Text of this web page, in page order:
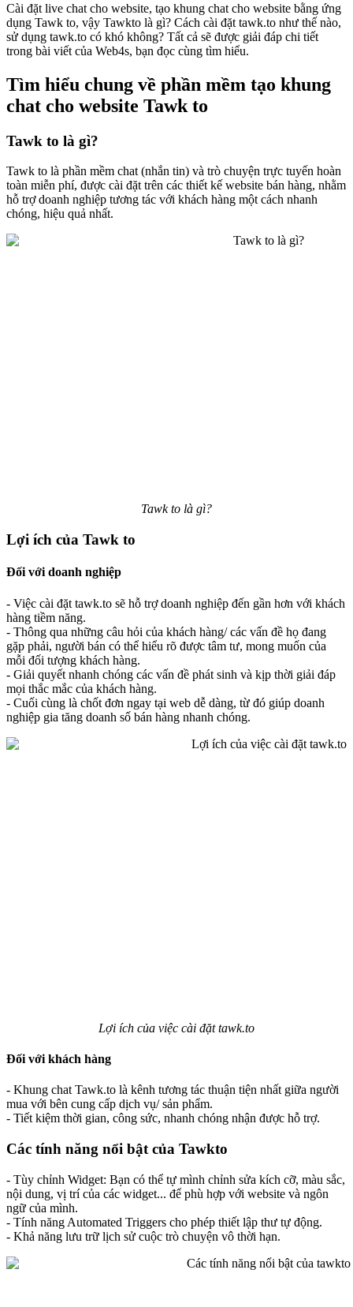
Cài đặt live chat cho website, tạo khung chat cho website bằng ứng
dụng Tawk to, vậy Tawkto là gì? Cách cài đặt tawk.to như thế nào,
sử dụng tawk.to có khó không? Tất cả sẽ được giải đáp chi tiết
trong bài viết của Web4s, bạn đọc cùng tìm hiểu.
Tìm hiểu chung về phần mềm tạo khung
chat cho website Tawk to
Tawk to là gì?
Tawk to là phần mềm chat (nhắn tin) và trò chuyện trực tuyến hoàn
toàn miễn phí, được cài đặt trên các thiết kế website bán hàng, nhằm
hỗ trợ doanh nghiệp tương tác với khách hàng một cách nhanh
chóng, hiệu quả nhất.
Tawk to là gì?
Lợi ích của Tawk to
Đối với doanh nghiệp
- Việc cài đặt tawk.to sẽ hỗ trợ doanh nghiệp đến gần hơn với khách
hàng tiềm năng.
- Thông qua những câu hỏi của khách hàng/ các vấn đề họ đang
gặp phải, người bán có thể hiểu rõ được tâm tư, mong muốn của
mỗi đối tượng khách hàng.
- Giải quyết nhanh chóng các vấn đề phát sinh và kịp thời giải đáp
mọi thắc mắc của khách hàng.
- Cuối cùng là chốt đơn ngay tại web dễ dàng, từ đó giúp doanh
nghiệp gia tăng doanh số bán hàng nhanh chóng.
Lợi ích của việc cài đặt tawk.to
Đối với khách hàng
- Khung chat Tawk.to là kênh tương tác thuận tiện nhất giữa người
mua với bên cung cấp dịch vụ/ sản phẩm.
- Tiết kiệm thời gian, công sức, nhanh chóng nhận được hỗ trợ.
Các tính năng nổi bật của Tawkto
- Tùy chỉnh Widget: Bạn có thể tự mình chỉnh sửa kích cỡ, màu sắc,
nội dung, vị trí của các widget... để phù hợp với website và ngôn
ngữ của mình.
- Tính năng Automated Triggers cho phép thiết lập thư tự động.
- Khả năng lưu trữ lịch sử cuộc trò chuyện vô thời hạn.